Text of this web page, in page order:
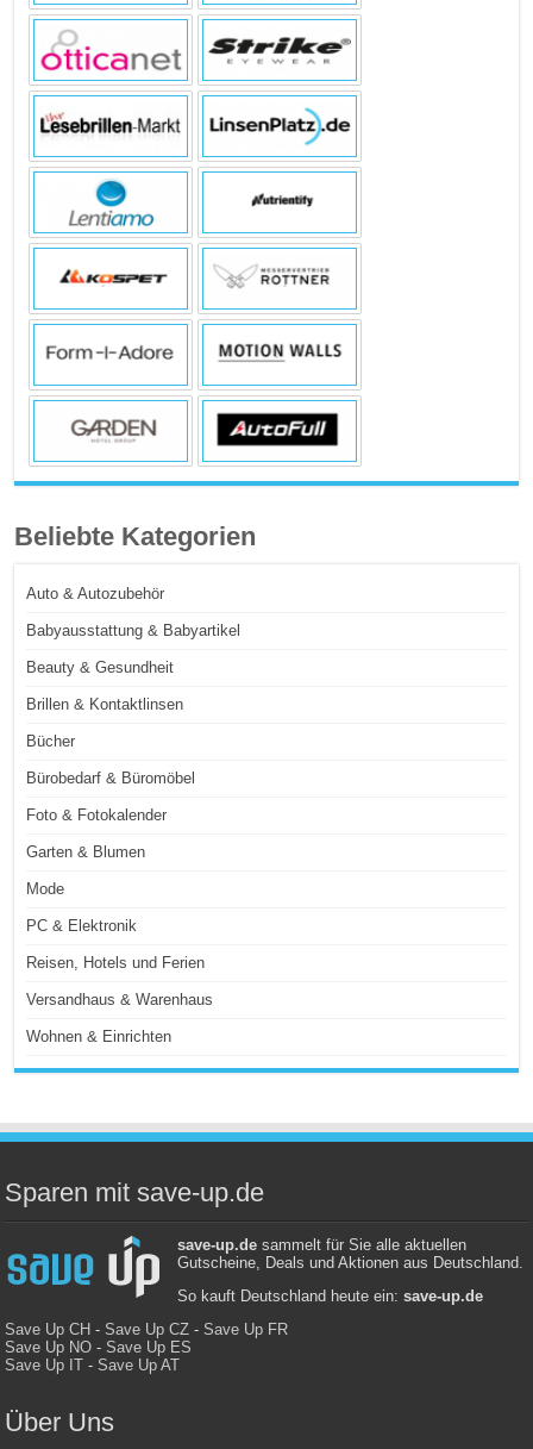
Beliebte Kategorien
Auto & Autozubehör
Babyausstattung & Babyartikel
Beauty & Gesundheit
Brillen & Kontaktlinsen
Bücher
Bürobedarf & Büromöbel
Foto & Fotokalender
Garten & Blumen
Mode
PC & Elektronik
Reisen, Hotels und Ferien
Versandhaus & Warenhaus
Wohnen & Einrichten
Sparen mit save-up.de
save-up.desammelt für Sie alle aktuellen
Gutscheine, Deals und Aktionen aus Deutschland.
So kauft Deutschland heute ein: save-up.de
Save Up CH -Save Up CZ -Save Up FR
Save Up NO -Save Up ES
Save Up IT -Save Up AT
Über Uns